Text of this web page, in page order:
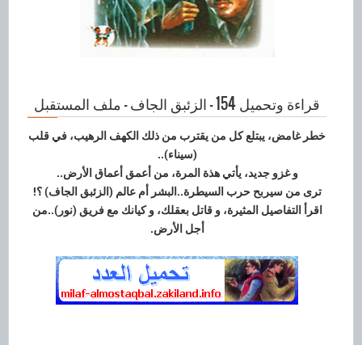
قراءة وتحميل 154 - الزئبق الجاف - ملف المستقبل
خطر غامض، يبتلع كل من يقترب من ذلك الكهف الرهيب، في قلب
(سيناء)..
و غزو جديد، يأتي هذة المرة، من أعمق أعماق الأرض..
ترى من سيربح حرب السيطرة..البشر أم عالم (الزئبق الجاف) ؟!
اقرأ التفاصيل المثيرة، و قاتل بعقلك، و كيانك مع فريق (نور)..من
أجل الأرض.